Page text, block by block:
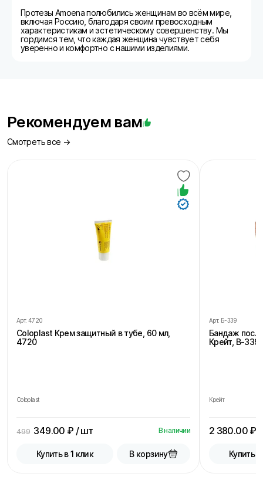
Протезы Amoena полюбились женщинам во всём мире,
включая Россию, благодаря своим превосходным
характеристикам и эстетическому совершенству. Мы
гордимся тем, что каждая женщина чувствует себя
уверенно и комфортно с нашими изделиями.
Рекомендуем вам
Смотреть все →
Арт. 4720
Coloplast Крем защитный в тубе, 60 мл,
4720
Coloplast
499 349.00 ₽ / шт В наличии
Купить в 1 клик В корзину
Арт. Б-339
Бандаж
Крейт, В-
Крейт
2 380.00₽ /
Купить в